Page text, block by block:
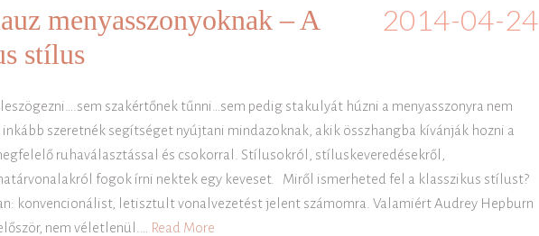
menyasszonyoknak – A
stílus
2014-04-24
szakértőnek tűnni…sem pedig stakulyát húzni a menyasszonyra nem
inkább szeretnék segítséget nyújtani mindazoknak, akik összhangba kívánják hozni a
ruhaválasztással és csokorral. Stílusokról, stíluskeveredésekről,
fogok írni nektek egy keveset. Miről ismerheted fel a klasszikus stílust?
konvencionálist, letisztult vonalvezetést jelent számomra. Valamiért Audrey Hepburn
nem véletlenül.…
Read More